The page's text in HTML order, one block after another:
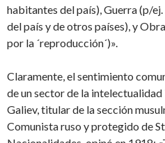
habitantes del país), Guerra (p/
del país y de otros países), y
por la ´reproducción´)».
Claramente, el sentimiento
de un sector de la
Galiev, titular de la sección
Comunista ruso y protegido de